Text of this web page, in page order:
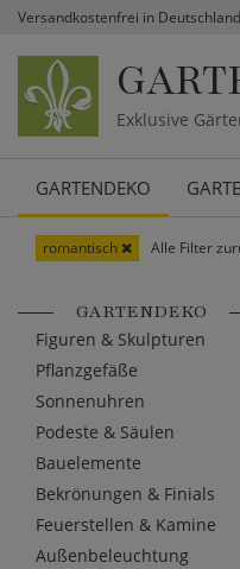
Versandkostenfrei in Deutschland
Exklusive
GARTENDEKO
romantisch Alle Filter
GARTENDEKO
Figuren & Skulpturen
Pflanzgefäße
Sonnenuhren
Podeste & Säulen
Bauelemente
Bekrönungen & Finials
Feuerstellen & Kamine
Außenbeleuchtung